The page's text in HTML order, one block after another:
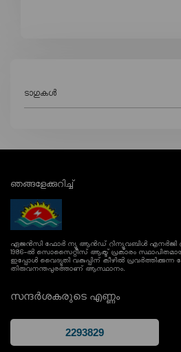
ടാഗുകൾ
ഞങ്ങളേക്കുറിച്ച്
ഏജൻസി ഫോർ ന്യൂ ആൻഡ് റിന്യൂവബിൾ എനർജി
1986-ൽ സൊസൈറ്റീസ് ആക്ട് പ്രകാരം
ഇപ്പോൾ വൈദ്യുതി വകുപ്പിന് കീഴിൽ പ്രവർത്തിക്കുന്ന
തിരുവനന്തപുരത്താണ് ആസ്ഥാനം.
സന്ദർശകരുടെ എണ്ണം